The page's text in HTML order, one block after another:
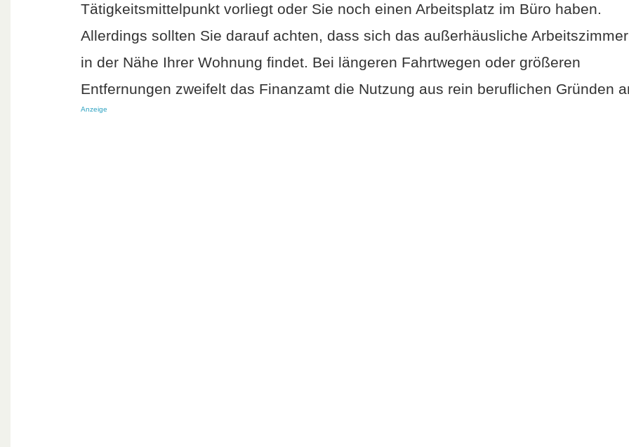
Tätigkeitsmittelpunkt vorliegt oder Sie noch einen Arbeitsplatz im Büro haben.
Allerdings sollten Sie darauf achten, dass sich das außerhäusliche Arbeitszimmer
in der Nähe Ihrer Wohnung findet. Bei längeren Fahrtwegen oder größeren
Entfernungen zweifelt das Finanzamt die Nutzung aus rein beruflichen Gründen
Anzeige